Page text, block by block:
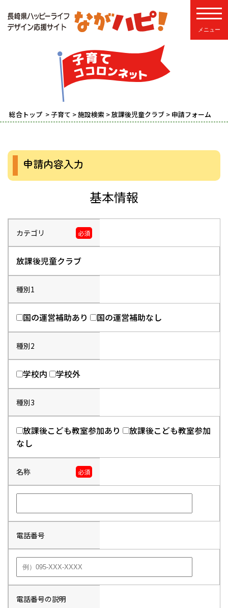
総合トップ >子育て >施設検索 >放課後児童クラブ > 申請フォーム
申請内容入力
基本情報
カテゴリ 必須
放課後児童クラブ
種別1
国の運営補助あり 国の運営補助なし
種別2
学校内 学校外
種別3
放課後こども教室参加あり
放課後こども教室参加
なし
名称 必須
電話番号
電話番号の説明